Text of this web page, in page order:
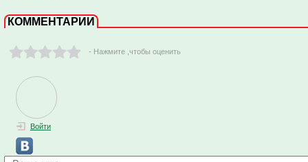
КОММЕНТАРИИ
- Нажмите ,чтобы оценить
Войти